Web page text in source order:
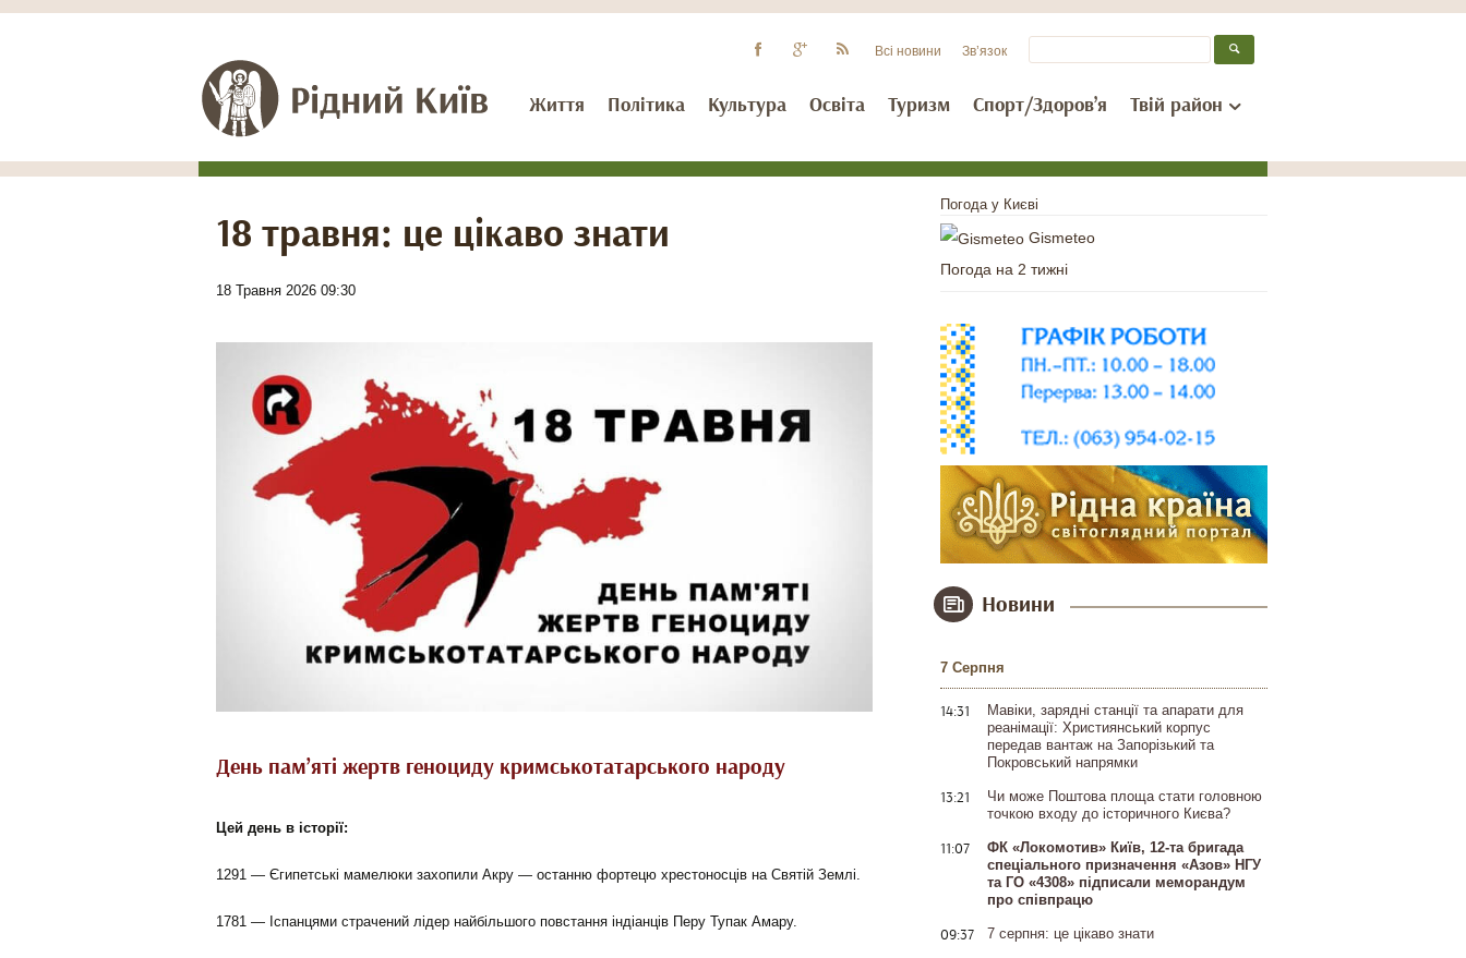
Життя Політика Культура Освіта Туризм Спорт/Здоров’я Твій район
Всі новини Зв’язок
18 травня: це цікаво знати
18 Травня 2026 09:30
День пам’яті жертв геноциду кримськотатарського народу
Цей день в історії:
1291 — Єгипетські мамелюки захопили Акру — останню фортецю хрестоносців на Святій Землі.
1781 — Іспанцями страчений лідер найбільшого повстання індіанців Перу Тупак Амару.
Погода у Києві
Gismeteo
Погода на 2 тижні
Новини
7 Серпня
14:31
Мавіки, зарядні станції та апарати для
реанімації: Християнський корпус
передав вантаж на Запорізький та
Покровський напрямки
13:21
Чи може Поштова площа стати головною
точкою входу до історичного Києва?
11:07
ФК «Локомотив» Київ, 12-та бригада
спеціального призначення «Азов» НГУ
та ГО «4308» підписали меморандум
про співпрацю
09:37 7 серпня: це цікаво знати